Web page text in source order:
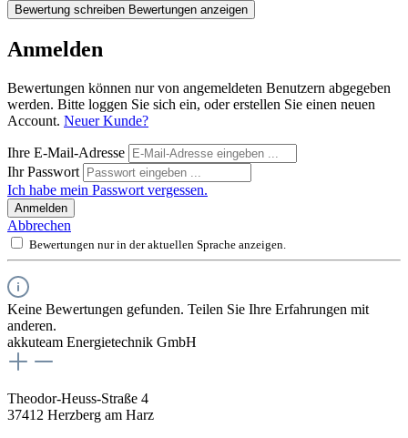
Bewertung schreiben Bewertungen anzeigen
Anmelden
Bewertungen können nur von angemeldeten Benutzern abgegeben
werden. Bitte loggen Sie sich ein, oder erstellen Sie einen neuen
Account. Neuer Kunde?
Ihre E-Mail-Adresse
Ihr Passwort
Ich habe mein Passwort vergessen.
Anmelden
Abbrechen
Bewertungen nur in der aktuellen Sprache anzeigen.
Keine Bewertungen gefunden. Teilen Sie Ihre Erfahrungen mit
anderen.
akkuteam Energietechnik GmbH
Theodor-Heuss-Straße 4
37412 Herzberg am Harz